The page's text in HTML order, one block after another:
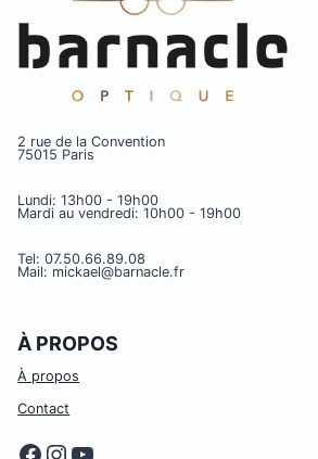
2 rue de la Convention
75015 Paris
Lundi: 13h00 - 19h00
Mardi au vendredi: 10h00 - 19h00
Tel: 07.50.66.89.08
Mail: mickael@barnacle.fr
À PROPOS
À propos
Contact